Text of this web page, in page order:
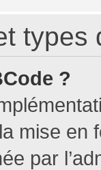
types
?
mise en
par